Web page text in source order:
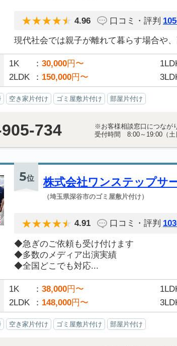
4.96 口コミ・評判 105
現代社会では親子が離れて暮らす場合や
1K 30,000円〜
2LDK
150,000円〜
空き家片付け ゴミ屋敷片付け 部屋片付け
734
※お客様相談窓口につなが
受付時間 8:00～19:00（土
5位 株式会社ワンステップサ
（埼玉県深谷市のゴミ屋敷片付け）
4.91 口コミ・評判 103
◆急ぎのご依頼も受け付けます
◆多数のメディア出演実績
◆全国どこでも対応...
1K 38,000円〜
2LDK
148,000円〜
空き家片付け ゴミ屋敷片付け 部屋片付け